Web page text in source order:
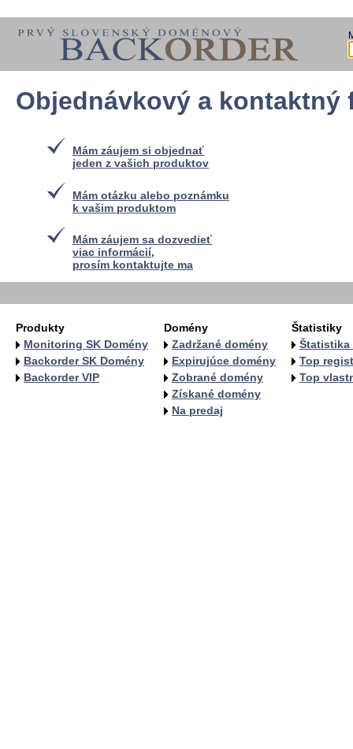
Objednávkový a kontaktný
Mám záujem si objednať
jeden z vašich produktov
Mám otázku alebo poznámku
k vašim produktom
Mám záujem sa dozvedieť
viac informácií,
prosím kontaktujte ma
Produkty
Monitoring SK Domény
Backorder SK Domény
Backorder VIP
Domény
Zadržané domény
Expirujúce domény
Zobrané domény
Získané domény
Na predaj
Štatistiky
Štatistika
Top
Top